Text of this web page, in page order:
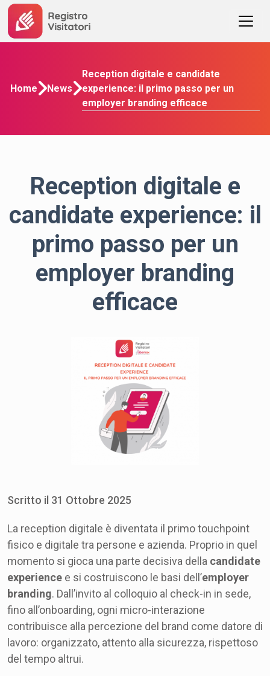
Home News
Reception digitale e candidate
experience: il primo passo per un
employer branding efficace
Reception digitale e
candidate experience: il
primo passo per un
employer branding
efficace
Scritto il 31 Ottobre 2025
La reception digitale è diventata il primo touchpoint
fisico e digitale tra persone e azienda. Proprio in quel
momento si gioca una parte decisiva della candidate
experience e si costruiscono le basi dell’employer
branding. Dall’invito al colloquio al check-in in sede,
fino all’onboarding, ogni micro-interazione
contribuisce alla percezione del brand come datore di
lavoro: organizzato, attento alla sicurezza, rispettoso
del tempo altrui.